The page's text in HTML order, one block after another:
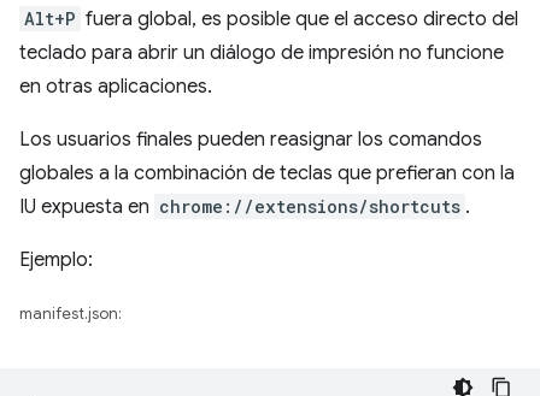
Alt+P fuera global, es posible que el acceso directo del
teclado para abrir un diálogo de impresión no funcione
en otras aplicaciones.
Los usuarios finales pueden reasignar los comandos
globales a la combinación de teclas que prefieran con la
IU expuesta en chrome://extensions/shortcuts .
Ejemplo:
manifest.json: